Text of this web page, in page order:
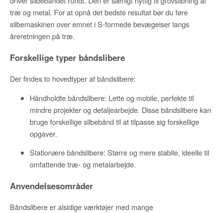
træ og metal. For at opnå det bedste resultat bør du føre
slibemaskinen over emnet i S-formede bevægelser langs
åreretningen på træ.
Forskellige typer båndslibere
Der findes to hovedtyper af båndslibere:
Håndholdte båndslibere: Lette og mobile, perfekte til
mindre projekter og detaljearbejde. Disse båndslibere kan
bruge forskellige slibebånd til at tilpasse sig forskellige
opgaver.
Stationære båndslibere: Større og mere stabile, ideelle til
omfattende træ- og metalarbejde.
Anvendelsesområder
Båndslibere er alsidige værktøjer med mange